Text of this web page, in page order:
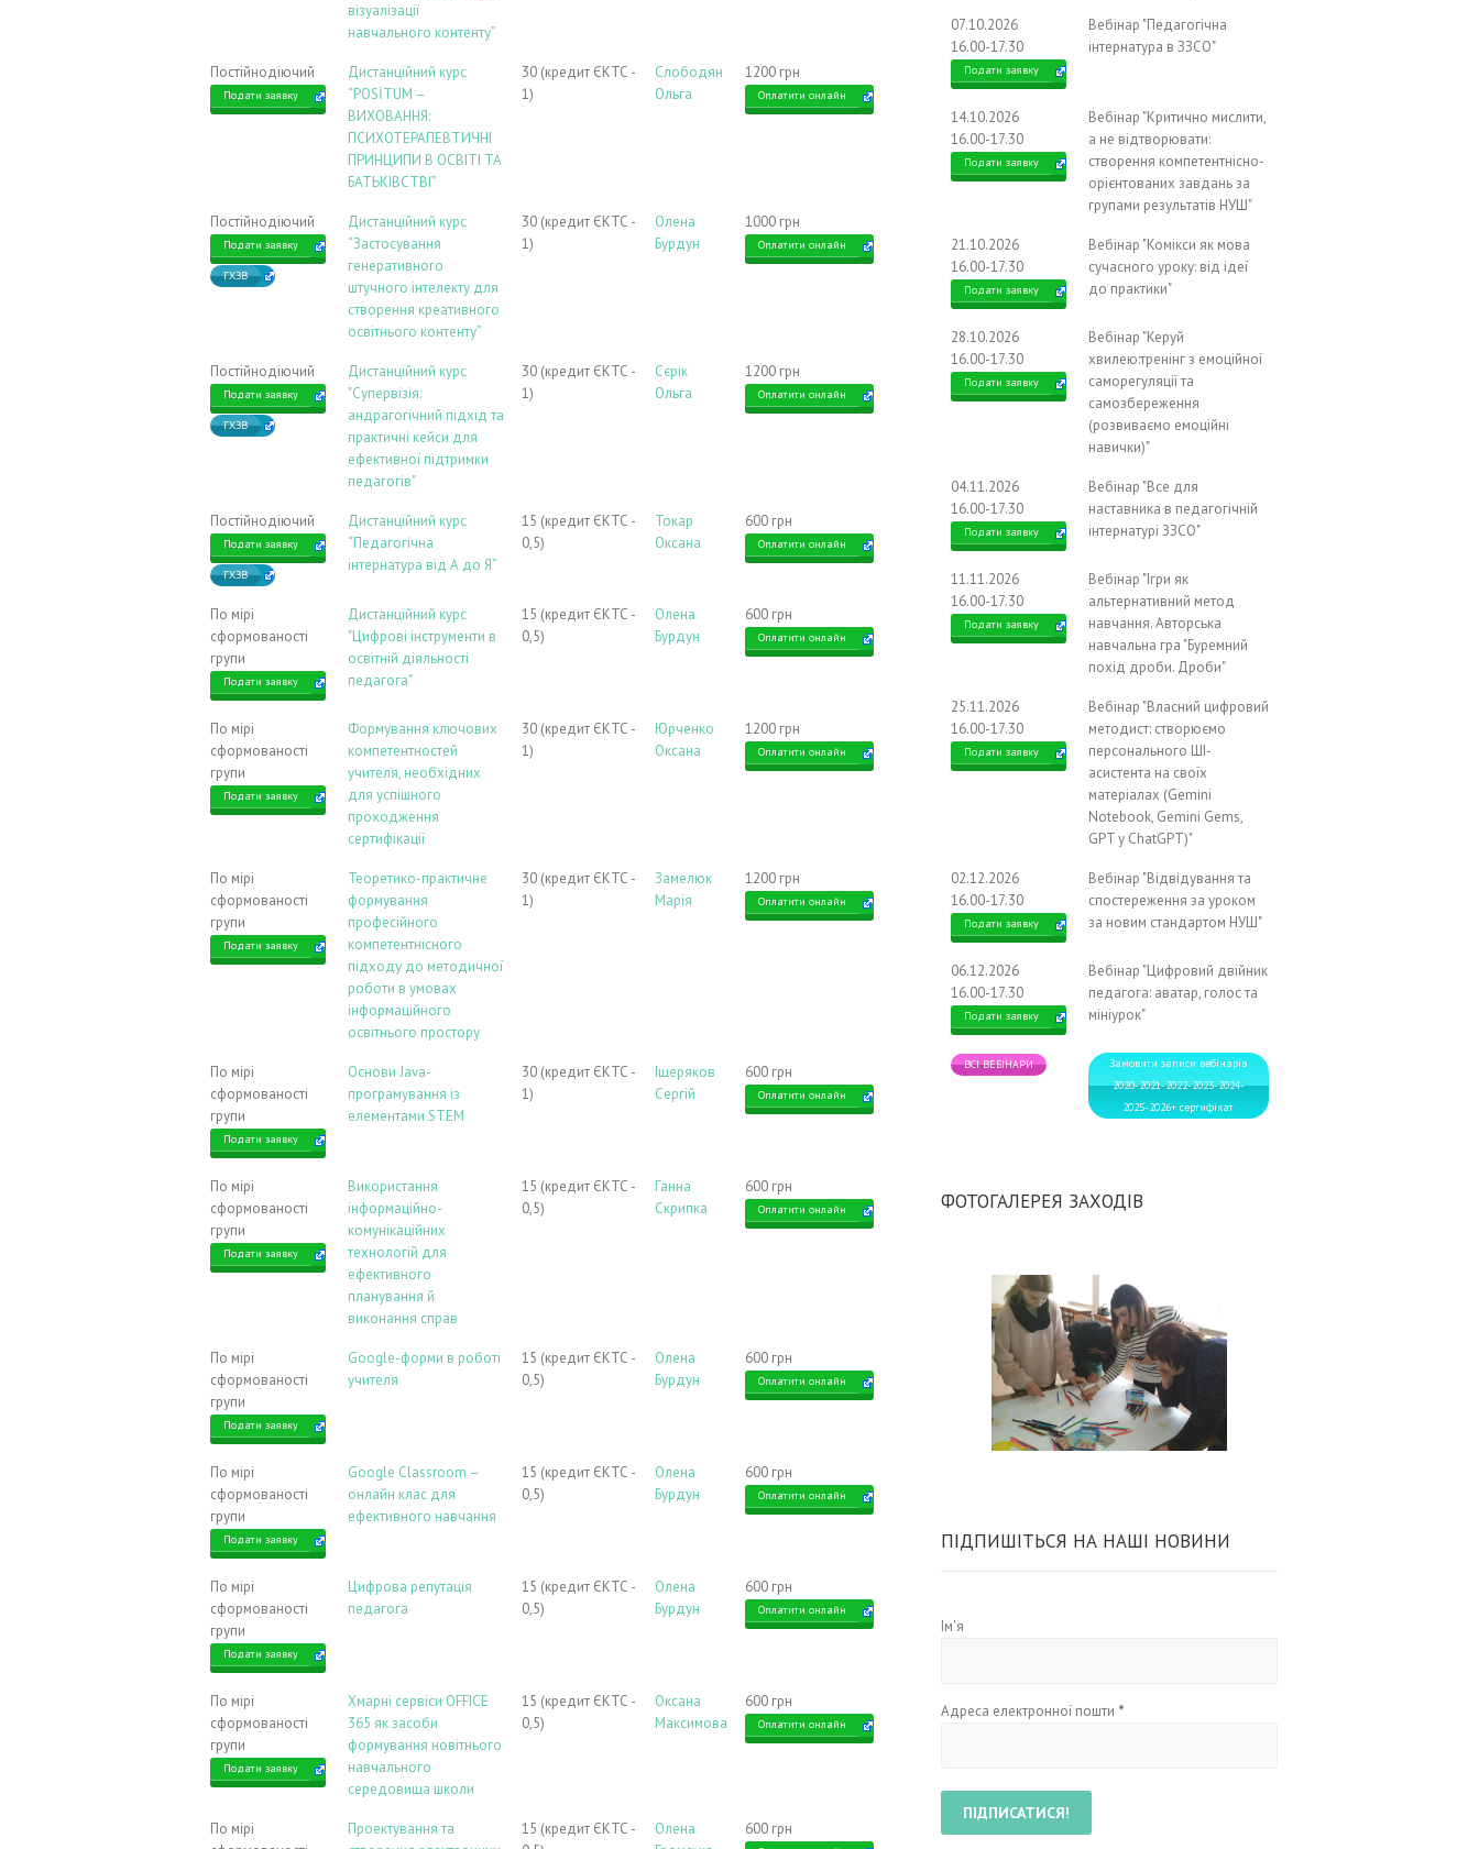
візуалізації
навчального контенту”
Постійнодіючий
Подати заявку
Дистанційний курс
“POSİTUM –
ВИХОВАННЯ:
ПСИХОТЕРАПЕВТИЧНІ
ПРИНЦИПИ В ОСВІТІ ТА
БАТЬКІВСТВІ”
30 (кредит ЄКТС -
1)
Слободян
Ольга
1200 грн
Оплатити онлайн
Постійнодіючий
Подати заявку
ГХЗВ
Дистанційний курс
“Застосування
генеративного
штучного інтелекту для
створення креативного
освітнього контенту”
30 (кредит ЄКТС -
1)
Олена
Бурдун
1000 грн
Оплатити онлайн
Постійнодіючий
Подати заявку
ГХЗВ
Дистанційний курс
"Супервізія:
андрагогічний підхід та
практичні кейси для
ефективної підтримки
педагогів"
30 (кредит ЄКТС -
1)
Cєрік
Ольга
1200 грн
Оплатити онлайн
Постійнодіючий
Подати заявку
ГХЗВ
Дистанційний курс
“Педагогічна
інтернатура від А до Я”
15 (кредит ЄКТС -
0,5)
Токар
Оксана
600 грн
Оплатити онлайн
По мірі
сформованості
групи
Подати заявку
Дистанційний курс
"Цифрові інструменти в
освітній діяльності
педагога"
15 (кредит ЄКТС -
0,5)
Олена
Бурдун
600 грн
Оплатити онлайн
По мірі
сформованості
групи
Подати заявку
Формування ключових
компетентностей
учителя, необхідних
для успішного
проходження
сертифікації
30 (кредит ЄКТС -
1)
Юрченко
Оксана
1200 грн
Оплатити онлайн
По мірі
сформованості
групи
Подати заявку
Теоретико-практичне
формування
професійного
компетентнісного
підходу до методичної
роботи в умовах
інформаційного
освітнього простору
30 (кредит ЄКТС -
1)
Замелюк
Марія
1200 грн
Оплатити онлайн
По мірі
сформованості
групи
Подати заявку
Основи Java-
програмування із
елементами STEM
30 (кредит ЄКТС -
1)
Іщеряков
Сергій
600 грн
Оплатити онлайн
По мірі
сформованості
групи
Подати заявку
Використання
інформаційно-
комунікаційних
технологій для
ефективного
планування й
виконання справ
15 (кредит ЄКТС -
0,5)
Ганна
Скрипка
600 грн
Оплатити онлайн
По мірі
сформованості
групи
Подати заявку
Google-форми в роботі
учителя
15 (кредит ЄКТС -
0,5)
Олена
Бурдун
600 грн
Оплатити онлайн
По мірі
сформованості
групи
Подати заявку
Google Classroom –
онлайн клас для
ефективного навчання
15 (кредит ЄКТС -
0,5)
Олена
Бурдун
600 грн
Оплатити онлайн
По мірі
сформованості
групи
Подати заявку
Цифрова репутація
педагога
15 (кредит ЄКТС -
0,5)
Олена
Бурдун
600 грн
Оплатити онлайн
По мірі
сформованості
групи
Подати заявку
Хмарні сервіси OFFICE
365 як засоби
формування новітнього
навчального
середовища школи
15 (кредит ЄКТС -
0,5)
Оксана
Максимова
600 грн
Оплатити онлайн
По мірі
Проектування та
15 (кредит ЄКТС -
Олена
600 грн
07.10.2026
16.00-17.30
Подати заявку
Вебінар "Педагогічна
інтернатура в ЗЗСО"
14.10.2026
16.00-17.30
Подати заявку
Вебінар "Критично мислити,
а не відтворювати:
створення компетентнісно-
орієнтованих завдань за
групами результатів НУШ"
21.10.2026
16.00-17.30
Подати заявку
Вебінар "Комікси як мова
сучасного уроку: від ідеї
до практики"
28.10.2026
16.00-17.30
Подати заявку
Вебінар "Керуй
хвилею:тренінг з емоційної
саморегуляції та
самозбереження
(розвиваємо емоційні
навички)"
04.11.2026
16.00-17.30
Подати заявку
Вебінар "Все для
наставника в педагогічній
інтернатурі ЗЗСО"
11.11.2026
16.00-17.30
Подати заявку
Вебінар "Ігри як
альтернативний метод
навчання. Авторська
навчальна гра "Буремний
похід дроби. Дроби"
25.11.2026
16.00-17.30
Подати заявку
Вебінар "Власний цифровий
методист: створюємо
персонального ШІ-
асистента на своїх
матеріалах (Gemini
Notebook, Gemini Gems,
GPT у ChatGPT)"
02.12.2026
16.00-17.30
Подати заявку
Вебінар "Відвідування та
спостереження за уроком
за новим стандартом НУШ"
06.12.2026
16.00-17.30
Подати заявку
Вебінар "Цифровий двійник
педагога: аватар, голос та
мініурок"
ВСІ ВЕБІНАРИ
Замовити записи вебінарів
2020-2021-2022-2023-2024-
2025-2026+ сертифікат
ФОТОГАЛЕРЕЯ ЗАХОДІВ
ПІДПИШІТЬСЯ НА НАШІ НОВИНИ
Ім'я
Адреса електронної пошти *